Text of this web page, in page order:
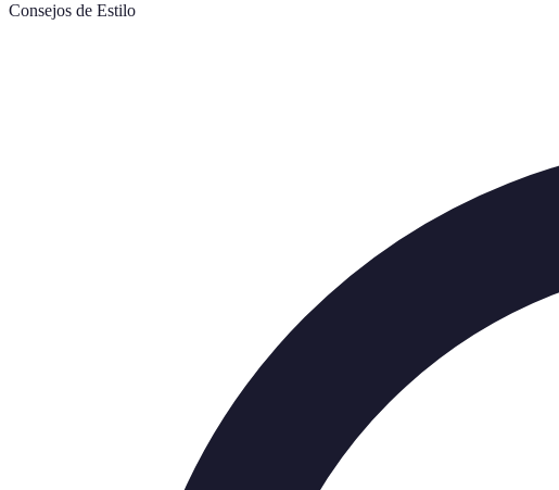
Consejos de Estilo